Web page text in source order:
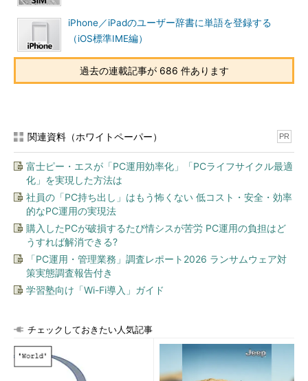
コントロールパネルから自動適用時刻を変更する（その1）
これはWindows 8.1のコントロールパネルでWindows Upda
teアプレットを開いたところ。
（1）左側のメニューから［設定の変更］を選ぶ。
ろ。
［更新プログラムを自動的にインストールする］が
選択されていることを確認する（これ以外だと
（3）は表示
されない）。
iPhone／iPadのユーザー辞書に単語を登録する
（iOS標準IME編）
過去の連載記事が 686 件あります
関連資料（ホワイトペーパー） PR
富士ピー・エスが「PC運用効率化」「PCライフサイクル最適
化」を実現した方法は
社員の「PC持ち出し」はもう怖くない 低コスト・安全・効率
的なPC運用の実現法
購入したPCが破損するたび情シスが苦労 PC運用の負担はど
うすれば解消できる?
「PC運用・管理業務」調査レポート2026 ランサムウェア対
策実態調査報告付き
学習塾向け「Wi-Fi導入」ガイド
チェックしておきたい人気記事